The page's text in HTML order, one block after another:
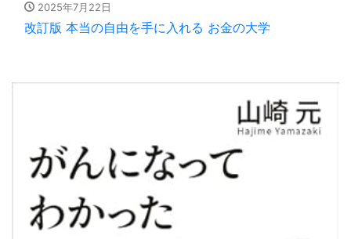
2025年7月22日
改訂版 本当の自由を手に入れる お金の大学